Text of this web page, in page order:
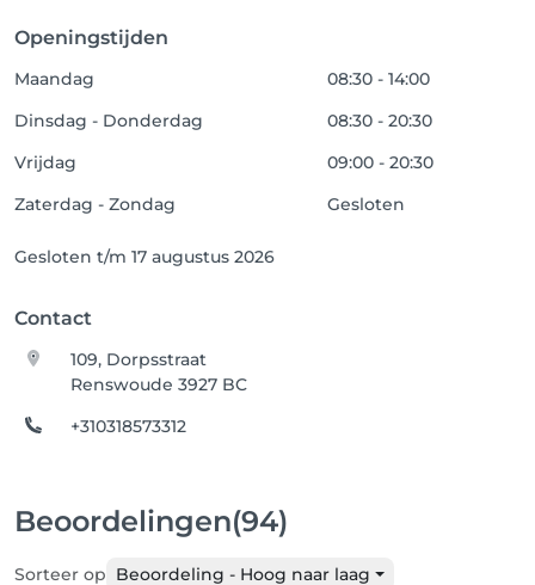
Openingstijden
Maandag
08:30 - 14:00
Dinsdag - Donderdag
08:30 - 20:30
Vrijdag
09:00 - 20:30
Zaterdag - Zondag
Gesloten
Gesloten t/m 17 augustus 2026
Contact
109, Dorpsstraat
Renswoude 3927 BC
+310318573312
Beoordelingen(94)
Sorteer op Beoordeling - Hoog naar laag